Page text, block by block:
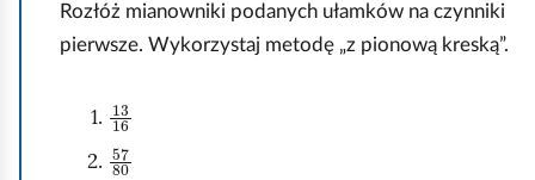
Rozłóż mianowniki podanych ułamków na czynniki
pierwsze. Wykorzystaj metodę „z pionową kreską”.
13
16
57
80